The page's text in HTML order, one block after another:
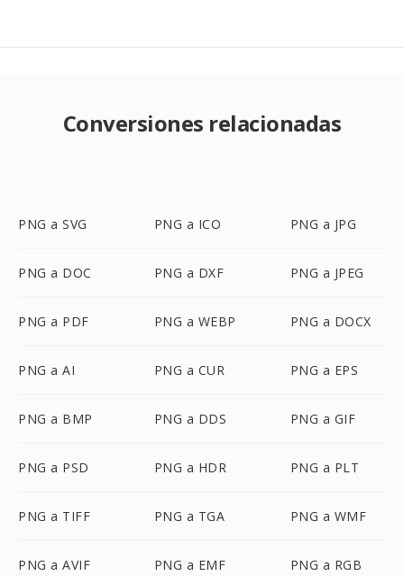
Conversiones relacionadas
PNG a SVG PNG a ICO PNG a JPG
PNG a DOC PNG a DXF PNG a JPEG
PNG a PDF PNG a WEBP PNG a DOCX
PNG a AI PNG a CUR PNG a EPS
PNG a BMP PNG a DDS PNG a GIF
PNG a PSD PNG a HDR PNG a PLT
PNG a TIFF PNG a TGA PNG a WMF
PNG a AVIF PNG a EMF PNG a RGB